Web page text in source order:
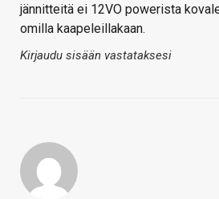
jännitteitä ei 12VO powerista
omilla kaapeleillakaan.
Kirjaudu sisään vastataksesi